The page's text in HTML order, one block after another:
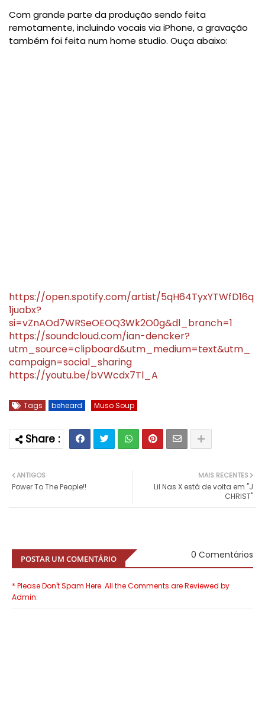
Com grande parte da produção sendo feita
remotamente, incluindo vocais via iPhone, a gravação
também foi feita num home studio. Ouça abaixo:
https://open.spotify.com/artist/5qH64TyxYTWfD16q
1juabx?
si=vZnAOd7WRSeOEOQ3Wk2O0g&dl_branch=1
https://soundcloud.com/ian-dencker?
utm_source=clipboard&utm_medium=text&utm_
campaign=social_sharing
https://youtu.be/bVWcdx7Tl_A
Tags beheard Muso Soup
MAIS RECENTES
Lil Nas X está de volta em "J
CHRIST"
ANTIGOS
Power To The People!!
POSTAR UM COMENTÁRIO 0 Comentários
* Please Don't Spam Here. All the Comments are Reviewed by
Admin.